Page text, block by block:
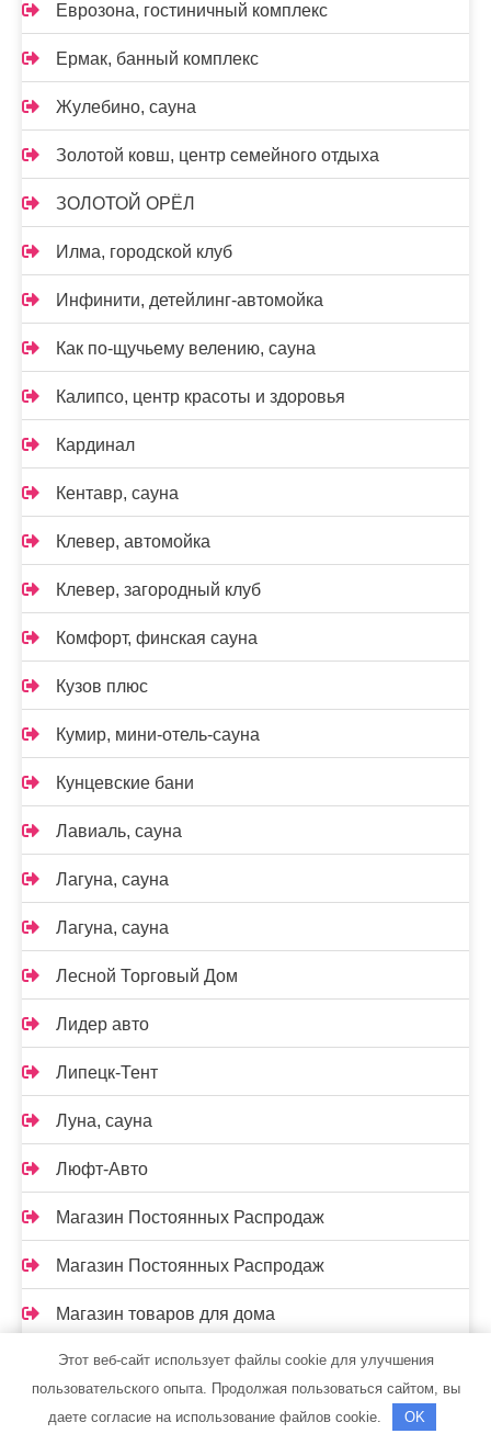
Еврозона, гостиничный комплекс
Ермак, банный комплекс
Жулебино, сауна
Золотой ковш, центр семейного отдыха
ЗОЛОТОЙ ОРЁЛ
Илма, городской клуб
Инфинити, детейлинг-автомойка
Как по-щучьему велению, сауна
Калипсо, центр красоты и здоровья
Кардинал
Кентавр, сауна
Клевер, автомойка
Клевер, загородный клуб
Комфорт, финская сауна
Кузов плюс
Кумир, мини-отель-сауна
Кунцевские бани
Лавиаль, сауна
Лагуна, сауна
Лагуна, сауна
Лесной Торговый Дом
Лидер авто
Липецк-Тент
Луна, сауна
Люфт-Авто
Магазин Постоянных Распродаж
Магазин Постоянных Распродаж
Магазин товаров для дома
Малярка 67
Мамонт, автомоечный комплекс
Этот веб-сайт использует файлы cookie для улучшения
пользовательского опыта. Продолжая пользоваться сайтом, вы
даете согласие на использование файлов cookie.
OK